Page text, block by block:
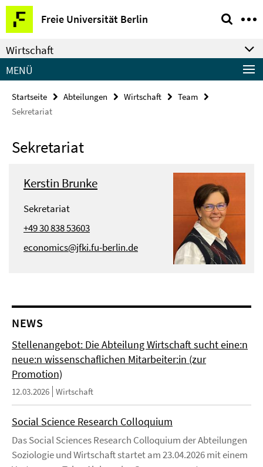
Springe
direkt
zu
Inhalt
Freie Universität Berlin
Service-
Navigation
Wirtschaft
MENÜ
Startseite Abteilungen Wirtschaft
Team
Sekretariat
Sekretariat
Kerstin Brunke
Sekretariat
+49 30 838 53603
economics@jfki.fu-berlin.de
NEWS
Stellenangebot: Die Abteilung Wirtschaft sucht eine:n
neue:n wissenschaflichen Mitarbeiter:in (zur
Promotion)
12.03.2026 Wirtschaft
Social Science Research Colloquium
Das Social Sciences Research Colloquium der Abteilungen
Soziologie und Wirtschaft startet am 23.04.2026 mit einem